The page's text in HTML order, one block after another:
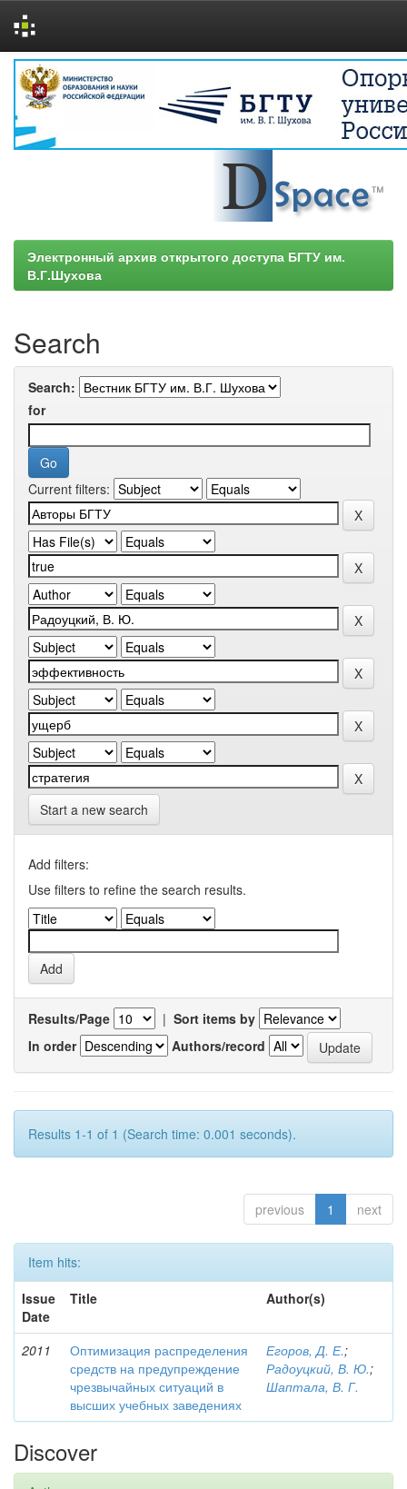
Skip
navigation
Электронный архив открытого доступа БГТУ им.
В.Г.Шухова
Search
Search:
for
Current filters:
Start a new search
Add filters:
Use filters to refine the search results.
Results/Page | Sort items by
In order
Authors/record
Results 1-1 of 1 (Search time: 0.001 seconds).
previous 1 next
Item hits:
Issue
Date
Title Author(s)
2011
Оптимизация распределения
средств на предупреждение
чрезвычайных ситуаций в
высших учебных заведениях
Егоров, Д. Е.;
Радоуцкий, В. Ю.;
Шаптала, В. Г.
Discover